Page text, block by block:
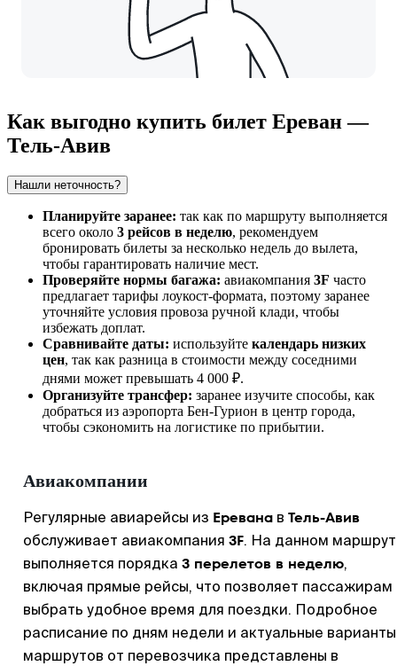
Как выгодно купить билет Ереван —
Тель-Авив
Нашли неточность?
Планируйте заранее: так как по маршруту выполняется
всего около 3 рейсов в неделю, рекомендуем
бронировать билеты за несколько недель до вылета,
чтобы гарантировать наличие мест.
Проверяйте нормы багажа: авиакомпания 3F часто
предлагает тарифы лоукост-формата, поэтому заранее
уточняйте условия провоза ручной клади, чтобы
избежать доплат.
Сравнивайте даты: используйте календарь низких
цен, так как разница в стоимости между соседними
днями может превышать 4 000 ₽.
Организуйте трансфер: заранее изучите способы, как
добраться из аэропорта Бен-Гурион в центр города,
чтобы сэкономить на логистике по прибытии.
Авиакомпании
Регулярные авиарейсы из Еревана в Тель-Авив
обслуживает авиакомпания 3F. На данном
выполняется порядка 3 перелетов в неделю,
включая прямые рейсы, что позволяет пассажирам
выбрать удобное время для поездки. Подробное
расписание по дням недели и актуальные варианты
маршрутов от перевозчика представлены в